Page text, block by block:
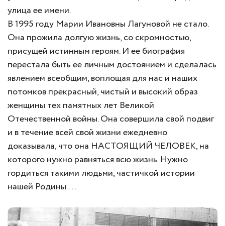
улица ее имени.
В 1995 году Марии Ивановны Лагуновой не стало.
Она прожила долгую жизнь, со скромностью,
присущей истинным героям. И ее биография
перестала быть ее личным достоянием и сделалась
явлением всеобщим, воплощая для нас и наших
потомков прекрасный, чистый и высокий образ
женщины тех памятных лет Великой
Отечественной войны. Она совершила свой подвиг
и в течение всей свой жизни ежедневно
доказывала, что она НАСТОЯЩИЙ ЧЕЛОВЕК, на
которого нужно равняться всю жизнь. Нужно
гордиться такими людьми, частичкой истории
нашей Родины….